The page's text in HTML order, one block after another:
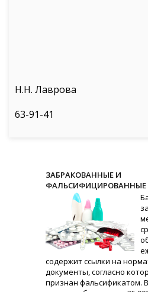
Н.Н. Лаврова
63-91-41
ЗАБРАКОВАННЫЕ И
ФАЛЬСИФИЦИРОВАННЫЕ
содержит ссылки на
документы, согласно
признан фальсификатом.